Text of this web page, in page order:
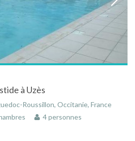
à Uzès
Roussillon, Occitanie, France
4 personnes